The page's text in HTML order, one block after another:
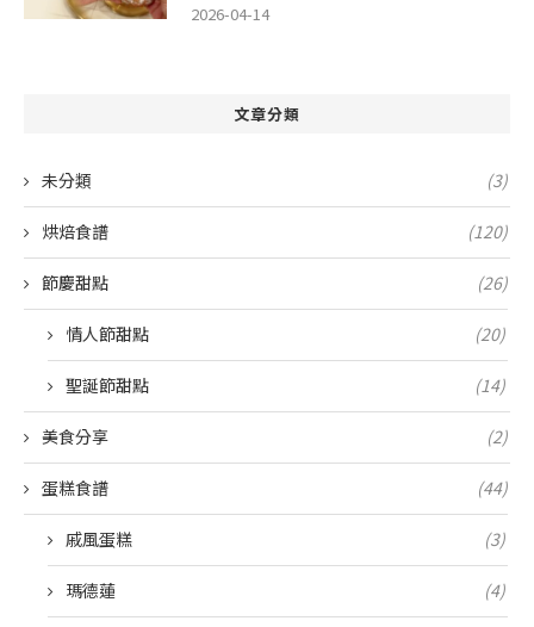
2026-04-14
文章分類
未分類 (3)
烘焙食譜 (120)
節慶甜點 (26)
情人節甜點 (20)
聖誕節甜點 (14)
美食分享 (2)
蛋糕食譜 (44)
戚風蛋糕 (3)
瑪德蓮 (4)